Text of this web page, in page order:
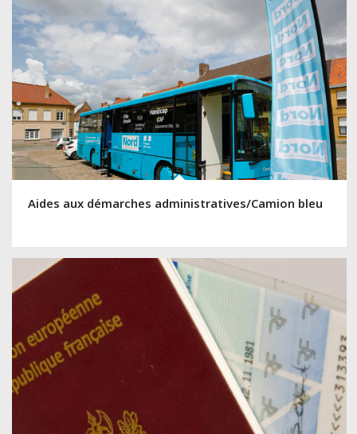
Aides aux démarches administratives/Camion bleu